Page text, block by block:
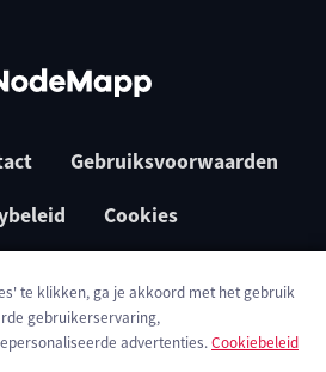
Gebruiksvoorwaarden
Cookies
te klikken, ga je akkoord met het gebruik
gebruikerservaring,
advertenties.Cookiebeleid